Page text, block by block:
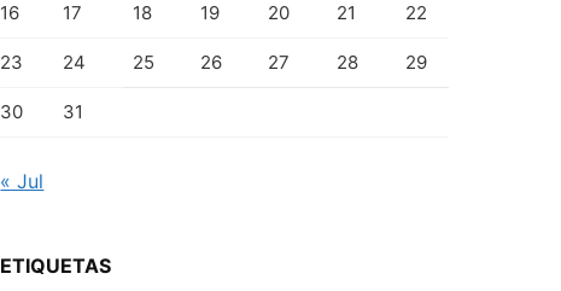
16 17 18 19 20 21 22
23 24 25 26 27 28 29
30 31
« Jul
ETIQUETAS